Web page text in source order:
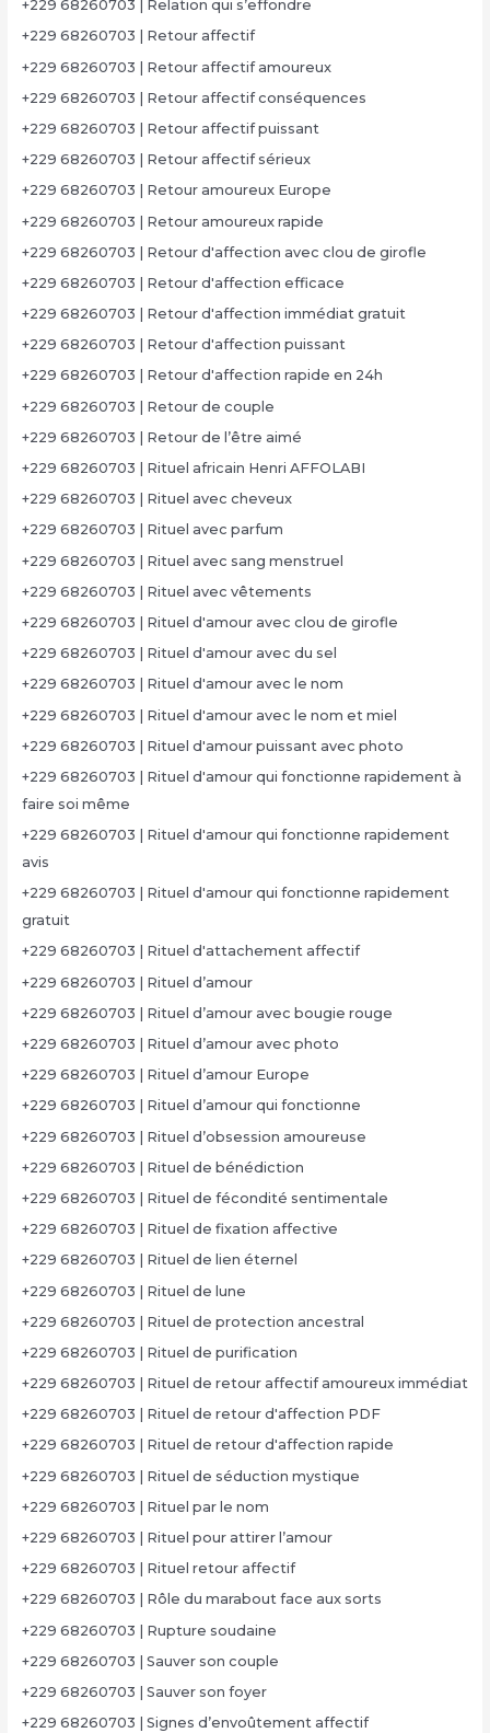
+229 68260703 | Relation qui s’effondre
+229 68260703 | Retour affectif
+229 68260703 | Retour affectif amoureux
+229 68260703 | Retour affectif conséquences
+229 68260703 | Retour affectif puissant
+229 68260703 | Retour affectif sérieux
+229 68260703 | Retour amoureux Europe
+229 68260703 | Retour amoureux rapide
+229 68260703 | Retour d'affection avec clou de girofle
+229 68260703 | Retour d'affection efficace
+229 68260703 | Retour d'affection immédiat gratuit
+229 68260703 | Retour d'affection puissant
+229 68260703 | Retour d'affection rapide en 24h
+229 68260703 | Retour de couple
+229 68260703 | Retour de l’être aimé
+229 68260703 | Rituel africain Henri AFFOLABI
+229 68260703 | Rituel avec cheveux
+229 68260703 | Rituel avec parfum
+229 68260703 | Rituel avec sang menstruel
+229 68260703 | Rituel avec vêtements
+229 68260703 | Rituel d'amour avec clou de girofle
+229 68260703 | Rituel d'amour avec du sel
+229 68260703 | Rituel d'amour avec le nom
+229 68260703 | Rituel d'amour avec le nom et miel
+229 68260703 | Rituel d'amour puissant avec photo
+229 68260703 | Rituel d'amour qui fonctionne rapidement à
faire soi même
+229 68260703 | Rituel d'amour qui fonctionne rapidement
avis
+229 68260703 | Rituel d'amour qui fonctionne rapidement
gratuit
+229 68260703 | Rituel d'attachement affectif
+229 68260703 | Rituel d’amour
+229 68260703 | Rituel d’amour avec bougie rouge
+229 68260703 | Rituel d’amour avec photo
+229 68260703 | Rituel d’amour Europe
+229 68260703 | Rituel d’amour qui fonctionne
+229 68260703 | Rituel d’obsession amoureuse
+229 68260703 | Rituel de bénédiction
+229 68260703 | Rituel de fécondité sentimentale
+229 68260703 | Rituel de fixation affective
+229 68260703 | Rituel de lien éternel
+229 68260703 | Rituel de lune
+229 68260703 | Rituel de protection ancestral
+229 68260703 | Rituel de purification
+229 68260703 | Rituel de retour affectif amoureux immédiat
+229 68260703 | Rituel de retour d'affection PDF
+229 68260703 | Rituel de retour d'affection rapide
+229 68260703 | Rituel de séduction mystique
+229 68260703 | Rituel par le nom
+229 68260703 | Rituel pour attirer l’amour
+229 68260703 | Rituel retour affectif
+229 68260703 | Rôle du marabout face aux sorts
+229 68260703 | Rupture soudaine
+229 68260703 | Sauver son couple
+229 68260703 | Sauver son foyer
+229 68260703 | Signes d’envoûtement affectif